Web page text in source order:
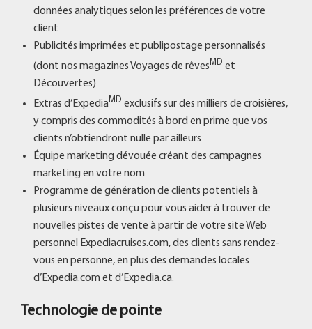
données analytiques selon les préférences de votre
client
Publicités imprimées et publipostage personnalisés
(dont nos magazines Voyages de rêves MD et
Découvertes)
Extras d’ExpediaMD exclusifs sur des milliers de croisières,
y compris des commodités à bord en prime que vos
clients n’obtiendront nulle par ailleurs
Équipe marketing dévouée créant des campagnes
marketing en votre nom
Programme de génération de clients potentiels à
plusieurs niveaux conçu pour vous aider à trouver de
nouvelles pistes de vente à partir de votre site Web
personnel Expediacruises.com, des clients sans rendez-
vous en personne, en plus des demandes locales
d’Expedia.com et d’Expedia.ca.
Technologie de pointe